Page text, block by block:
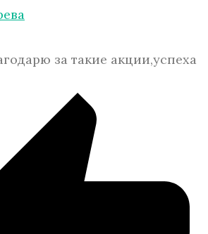
за такие акции,успеха